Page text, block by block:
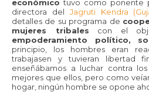
económico tuvo como ponente
directora del Jagruti Kendra
detalles de su programa de
mujeres tribales con el
empoderamiento político,
principio, los hombres eran
trabajasen y tuvieran libertad
enseñábamos a luchar contra
mejores que ellos, pero como
hogar, ningún hombre se opone